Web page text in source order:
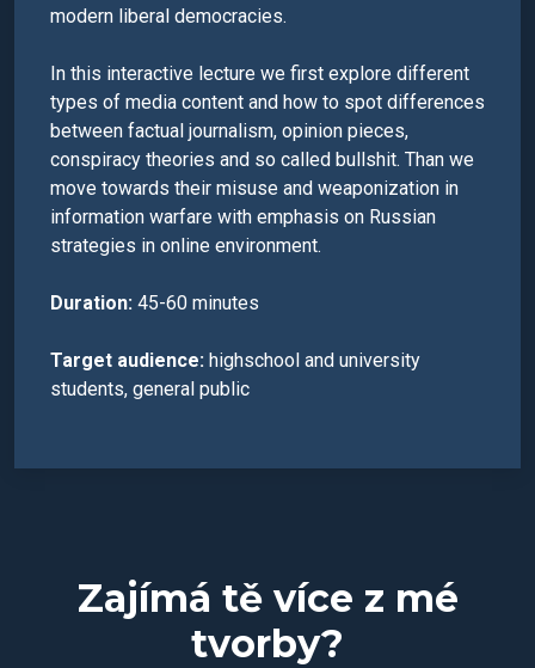
modern liberal democracies.
In this interactive lecture we first explore different
types of media content and how to spot differences
between factual journalism, opinion pieces,
conspiracy theories and so called bullshit. Than we
move towards their misuse and weaponization in
information warfare with emphasis on Russian
strategies in online environment.
Duration: 45-60 minutes
Target audience: highschool and university
students, general public
Zajímá tě více z mé
tvorby?